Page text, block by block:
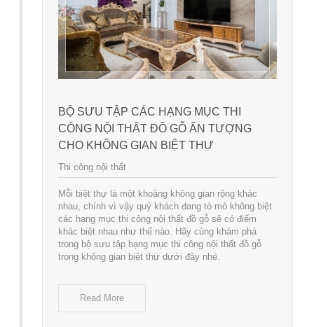
BỘ SƯU TẬP CÁC HẠNG MỤC THI
CÔNG NỘI THẤT ĐỒ GỖ ẤN TƯỢNG
CHO KHÔNG GIAN BIỆT THỰ
Thi công nội thất
Mỗi biệt thự là một khoảng không gian rộng khác
nhau, chính vì vậy quý khách đang tò mò không biệt
các hạng mục thi công nội thất đồ gỗ sẽ có điểm
khác biệt nhau như thế nào. Hãy cùng khám phá
trong bộ sưu tập hạng mục thi công nội thất đồ gỗ
trong không gian biệt thự dưới đây nhé.
Read More